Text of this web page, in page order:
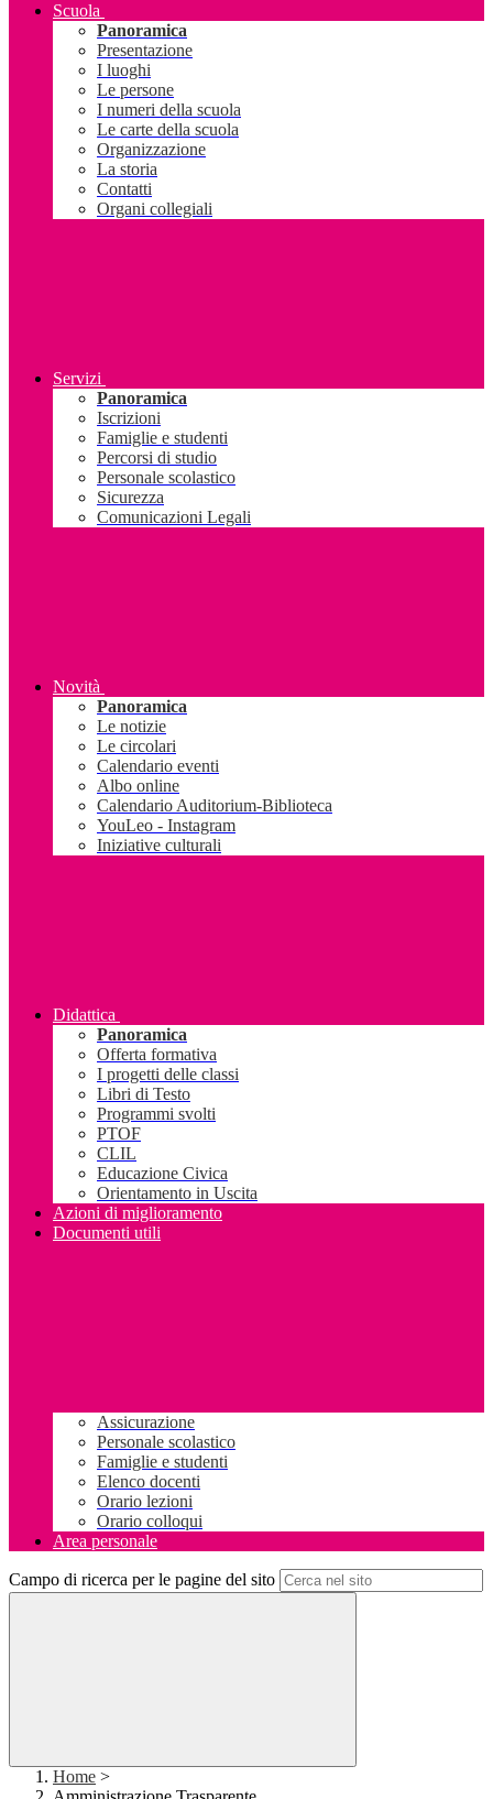
Scuola
Panoramica
Presentazione
I luoghi
Le persone
I numeri della scuola
Le carte della scuola
Organizzazione
La storia
Contatti
Organi collegiali
Servizi
Panoramica
Iscrizioni
Famiglie e studenti
Percorsi di studio
Personale scolastico
Sicurezza
Comunicazioni Legali
Novità
Panoramica
Le notizie
Le circolari
Calendario eventi
Albo online
Calendario Auditorium-Biblioteca
YouLeo - Instagram
Iniziative culturali
Didattica
Panoramica
Offerta formativa
I progetti delle classi
Libri di Testo
Programmi svolti
PTOF
CLIL
Educazione Civica
Orientamento in Uscita
Azioni di miglioramento
Documenti utili
Assicurazione
Personale scolastico
Famiglie e studenti
Elenco docenti
Orario lezioni
Orario colloqui
Area personale
Campo di ricerca per le pagine del sito
Home >